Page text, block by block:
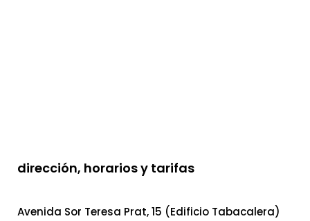
dirección, horarios y tarifas
Avenida Sor Teresa Prat, 15 (Edificio Tabacalera)